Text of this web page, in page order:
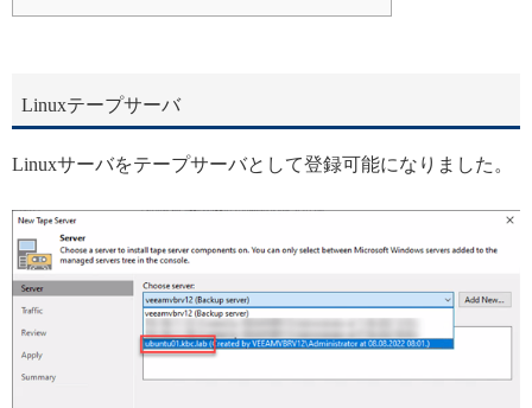
Linuxテープサーバ
Linuxサーバをテープサーバとして登録可能になりました。